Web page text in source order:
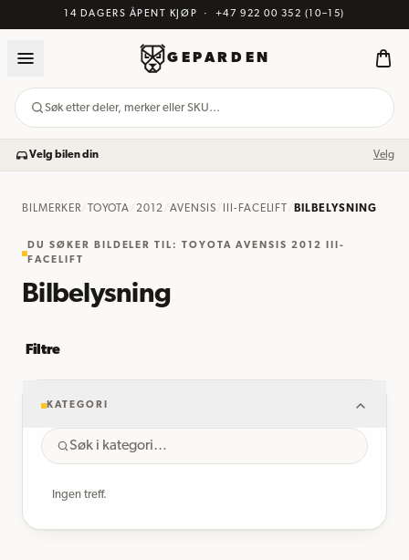
14 DAGERS ÅPENT KJØP · +47 922 00 352 (10–15)
GEPARDEN
Søk etter deler, merker eller SKU…
Velg bilen din Velg
BILMERKER/ TOYOTA /2012 /AVENSIS III-FACELIFT BILBELYSNING
DU SØKER BILDELER TIL: TOYOTA AVENSIS 2012 III-
FACELIFT
Bilbelysning
Filtre
KATEGORI
Ingen treff.